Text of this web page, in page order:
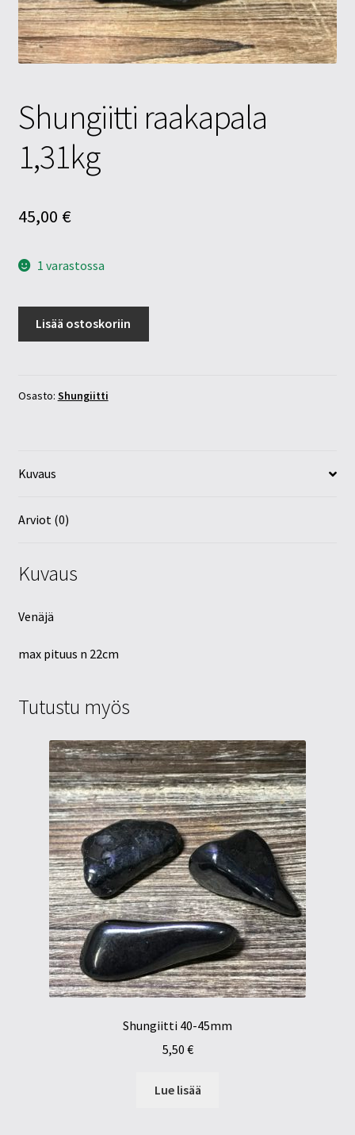
Tietosuojaseloste
Tuotteet
Shungiitti raakapala
1,31kg
45,00 €
1 varastossa
Lisää ostoskoriin
Osasto: Shungiitti
Kuvaus
Arviot (0)
Kuvaus
Venäjä
max pituus n 22cm
Tutustu myös
Shungiitti 40-45mm
5,50 €
Lue lisää